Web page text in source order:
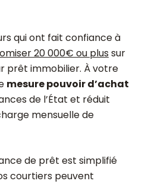
qui ont fait confiance à
20 000€ ou plussur
prêt immobilier. À votre
mesure pouvoir d’achat
de l’État et réduit
mensuelle de
de prêt est simplifié
courtiers peuvent